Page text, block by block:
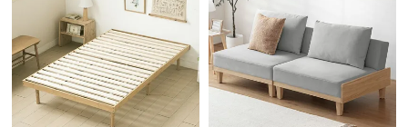
省スペースなスライド式収納
開閉が省スペースなスライド収納。中央に仕切りが
あり、雑誌やリモコンなどを分けて収納できます。